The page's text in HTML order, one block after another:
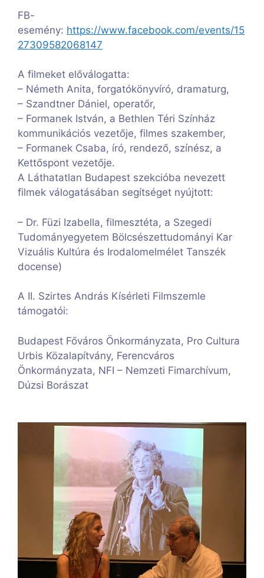
FB-
esemény: https://www.facebook.com/events/15
27309582068147
A filmeket előválogatta:
– Németh Anita, forgatókönyvíró, dramaturg,
– Szandtner Dániel, operatőr,
– Formanek István, a Bethlen Téri Színház
kommunikációs vezetője, filmes szakember,
– Formanek Csaba, író, rendező, színész, a
Kettőspont vezetője.
A Láthatatlan Budapest szekcióba nevezett
filmek válogatásában segítséget nyújtott:
– Dr. Füzi Izabella, filmesztéta, a Szegedi
Tudományegyetem Bölcsészettudományi Kar
Vizuális Kultúra és Irodalomelmélet Tanszék
docense)
A II. Szirtes András Kísérleti Filmszemle
támogatói:
Budapest Főváros Önkormányzata, Pro Cultura
Urbis Közalapítvány, Ferencváros
Önkormányzata, NFI – Nemzeti Fimarchívum,
Dúzsi Borászat